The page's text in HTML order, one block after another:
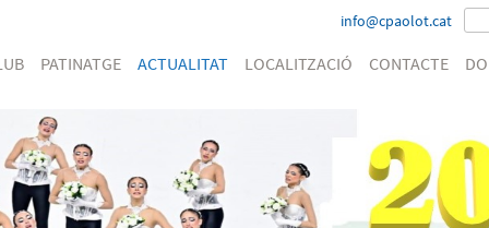
info@cpaolot.cat
PATINATGE ACTUALITAT LOCALITZACIÓ CONTACTE